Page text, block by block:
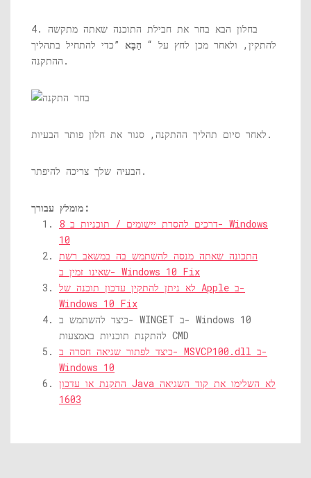
4. בחלון הבא בחר את חבילת התוכנה שאתה מתקשה
להתקין, ולאחר מכן לחץ על “ הַבָּא ”כדי להתחיל בתהליך
ההתקנה.
לאחר סיום תהליך ההתקנה, סגור את חלון פותר הבעיות.
הבעיה שלך צריכה להיפתר.
מומלץ עבורך:
8 דרכים להסרת יישומים / תוכניות ב- Windows
10
התכונה שאתה מנסה להשתמש בה במשאב רשת
שאינו זמין ב- Windows 10 Fix
לא ניתן להתקין עדכון תוכנה של Apple ב-
Windows 10 Fix
כיצד להשתמש ב- WINGET ב- Windows 10
להתקנת תוכניות באמצעות CMD
כיצד לפתור שגיאה חסרה ב- MSVCP100.dll ב-
Windows 10
התקנת או עדכון Java לא השלימו את קוד השגיאה
1603